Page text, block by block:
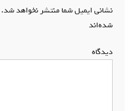
نشانی ایمیل شما منتشر نخواهد شد.
شده‌اند
دیدگاه